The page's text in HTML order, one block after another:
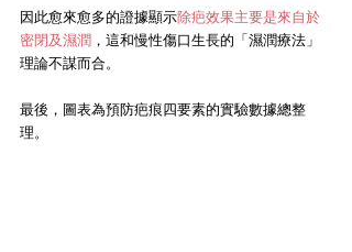
因此愈來愈多的證據顯示除疤效果主要是來自於
密閉及濕潤 ，這和慢性傷口生長的「濕潤療法」
理論不謀而合。
最後，圖表為預防疤痕四要素的實驗數據總整
理。